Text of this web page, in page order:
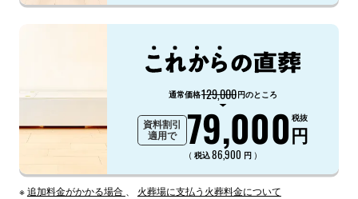
通常価格129,000円のところ
資料割引
適用で
79,000円
税抜
（ 税込86,900 円 ）
※追加料金がかかる場合 火葬場に支払う火葬料金について